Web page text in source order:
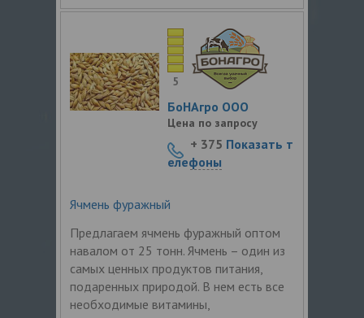
Ячмень фуражный
Предлагаем ячмень фуражный оптом
навалом от 25 тонн. Ячмень – один из
самых ценных продуктов питания,
подаренных природой. В нем есть все
необходимые витамины,
5
БоНАгро ООО
Цена по запросу
+ 375 Показать т
елефоны